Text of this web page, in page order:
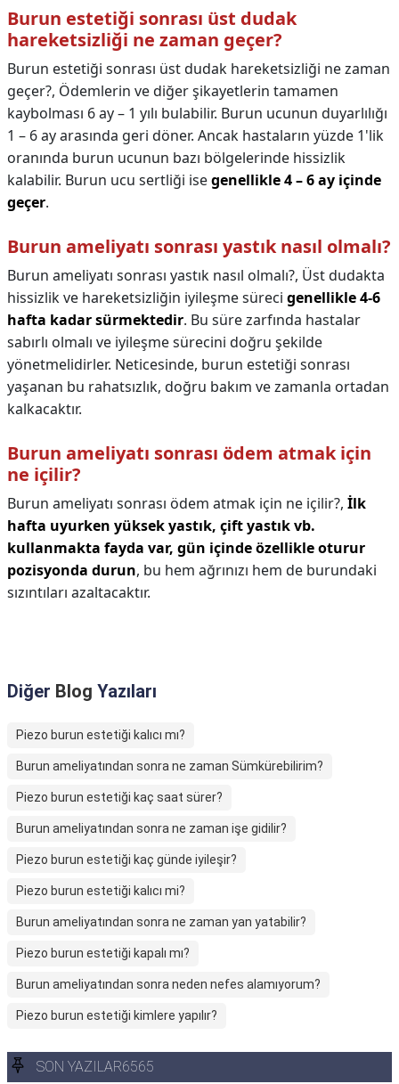
Burun estetiği sonrası üst dudak
hareketsizliği ne zaman geçer?
Burun estetiği sonrası üst dudak hareketsizliği ne zaman
geçer?, Ödemlerin ve diğer şikayetlerin tamamen
kaybolması 6 ay – 1 yılı bulabilir. Burun ucunun duyarlılığı
1 – 6 ay arasında geri döner. Ancak hastaların yüzde 1'lik
oranında burun ucunun bazı bölgelerinde hissizlik
kalabilir. Burun ucu sertliği isegenellikle 4 – 6 ay içinde
geçer.
Burun ameliyatı sonrası yastık nasıl olmalı?
Burun ameliyatı sonrası yastık nasıl olmalı?, Üst dudakta
hissizlik ve hareketsizliğin iyileşme süreci genellikle 4-6
hafta kadar sürmektedir. Bu süre zarfında hastalar
sabırlı olmalı ve iyileşme sürecini doğru şekilde
yönetmelidirler. Neticesinde, burun estetiği sonrası
yaşanan bu rahatsızlık, doğru bakım ve zamanla ortadan
kalkacaktır.
Burun ameliyatı sonrası ödem atmak için
ne içilir?
Burun ameliyatı sonrası ödem atmak için ne içilir?, İlk
hafta uyurken yüksek yastık, çift yastık vb.
kullanmakta fayda var, gün içinde özellikle oturur
pozisyonda durun, bu hem ağrınızı hem de burundaki
sızıntıları azaltacaktır.
Diğer Blog Yazıları
Piezo burun estetiği kalıcı mı?
Burun ameliyatından sonra ne zaman Sümkürebilirim?
Piezo burun estetiği kaç saat sürer?
Burun ameliyatından sonra ne zaman işe gidilir?
Piezo burun estetiği kaç günde iyileşir?
Piezo burun estetiği kalıcı mi?
Burun ameliyatından sonra ne zaman yan yatabilir?
Piezo burun estetiği kapalı mı?
Burun ameliyatından sonra neden nefes alamıyorum?
Piezo burun estetiği kimlere yapılır?
SON YAZILAR6565